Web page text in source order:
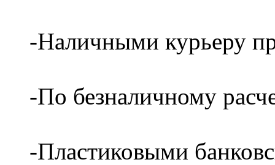
-Наличными курьеру
-По безналичному
-Пластиковыми